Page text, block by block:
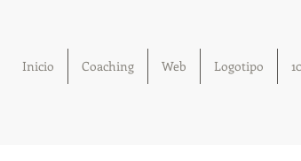
Inicio Coaching Web Logotipo